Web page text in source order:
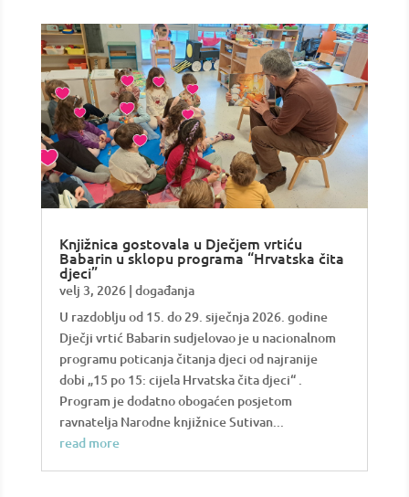
Knjižnica gostovala u Dječjem vrtiću
Babarin u sklopu programa “Hrvatska čita
djeci”
velj 3, 2026| događanja
U razdoblju od 15. do 29. siječnja 2026. godine
Dječji vrtić Babarin sudjelovao je u nacionalnom
programu poticanja čitanja djeci od najranije
dobi „15 po 15: cijela Hrvatska čita djeci“ .
Program je dodatno obogaćen posjetom
ravnatelja Narodne knjižnice Sutivan...
read more